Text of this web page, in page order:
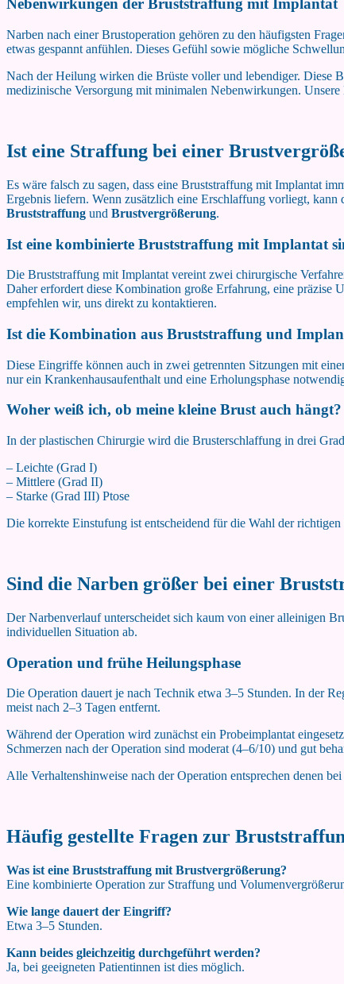
Nebenwirkungen der Bruststraffung mit Implantat
Narben nach einer Brustoperation gehören zu den häufigsten
etwas gespannt anfühlen. Dieses Gefühl sowie mögliche
Nach der Heilung wirken die Brüste voller und lebendiger. Diese
medizinische Versorgung mit minimalen Nebenwirkungen.
Ist eine Straffung bei einer
Es wäre falsch zu sagen, dass eine Bruststraffung mit Implantat
Ergebnis liefern. Wenn zusätzlich eine Erschlaffung vorliegt,
Bruststraffung und Brustvergrößerung.
Ist eine kombinierte Bruststraffung mit Implantat
Die Bruststraffung mit Implantat vereint zwei chirurgische
Daher erfordert diese Kombination große Erfahrung, eine präzise
empfehlen wir, uns direkt zu kontaktieren.
Ist die Kombination aus Bruststraffung und
Diese Eingriffe können auch in zwei getrennten Sitzungen mit
nur ein Krankenhausaufenthalt und eine Erholungsphase
Woher weiß ich, ob meine kleine Brust auch hängt?
In der plastischen Chirurgie wird die Brusterschlaffung in drei
– Leichte (Grad I)
– Mittlere (Grad II)
– Starke (Grad III) Ptose
Die korrekte Einstufung ist entscheidend für die Wahl der
Sind die Narben größer bei einer
Der Narbenverlauf unterscheidet sich kaum von einer alleinigen
individuellen Situation ab.
Operation und frühe Heilungsphase
Die Operation dauert je nach Technik etwa 3–5 Stunden. In der
meist nach 2–3 Tagen entfernt.
Während der Operation wird zunächst ein Probeimplantat
Schmerzen nach der Operation sind moderat (4–6/10) und gut
Alle Verhaltenshinweise nach der Operation entsprechen denen
Häufig gestellte Fragen zur
Was ist eine Bruststraffung mit Brustvergrößerung?
Eine kombinierte Operation zur Straffung und
Wie lange dauert der Eingriff?
Etwa 3–5 Stunden.
Kann beides gleichzeitig durchgeführt werden?
Ja, bei geeigneten Patientinnen ist dies möglich.